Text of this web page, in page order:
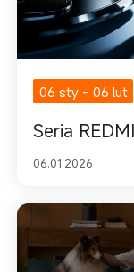
06 sty- 06 lut
Seria
06.01.2026